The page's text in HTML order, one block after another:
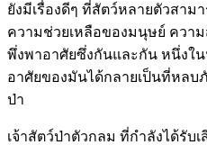
ยังมีเรื่องดีๆ ที่สัตว์หลายตัวสาม
ความช่วยเหลือของมนุษย์ ความ
พึ่งพาอาศัยซึ่งกันและกัน หนึ่งใ
อาศัยของมันได้กลายเป็นที่หลบ
ป่า
เจ้าสัตว์ป่าตัวกลม ที่กำลังได้รับ